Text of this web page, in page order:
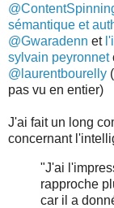
sémantique et
@Gwaradenn et
sylvain peyronnet
@laurentbourelly
pas vu en entier)
J'ai fait un long
concernant
"J'ai
rapproche
car il a